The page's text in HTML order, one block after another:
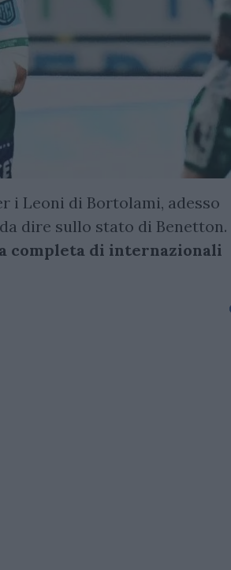
i Leoni di Bortolami, adesso
dire sullo stato di Benetton.
completa di internazionali